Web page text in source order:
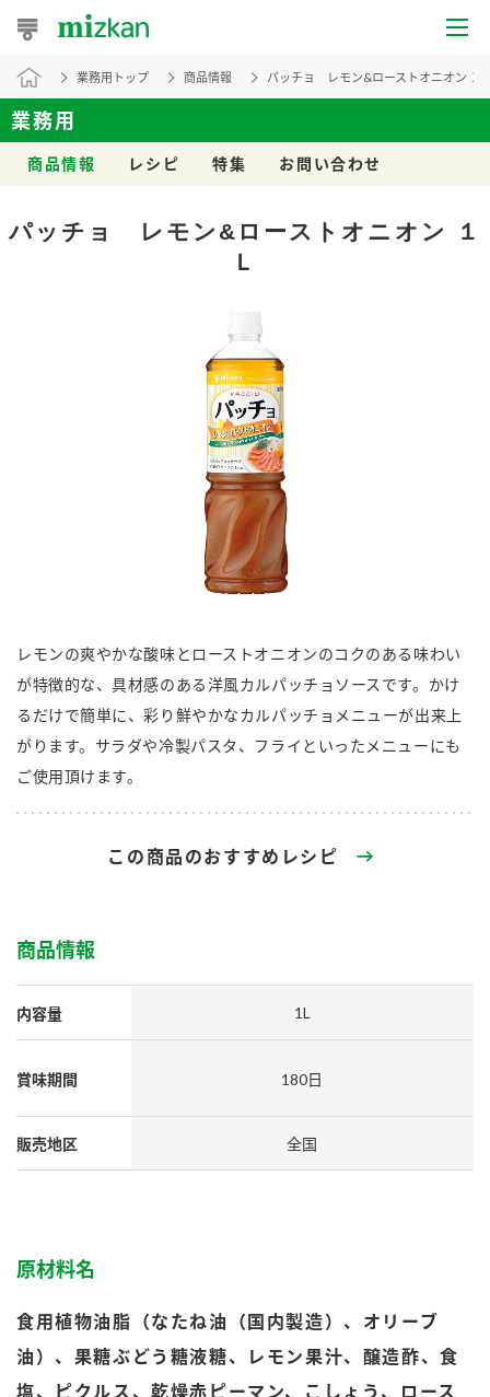
おうちレシピ
おすすめレシピ
レシピカテゴリ一覧
お酢ドリンク ぽん酢
みりん風・料理酒 鍋用調味料
レモン果汁
納豆
ブランド・スペシャルサイト
ブランド・スペシャルサイト トップ
商品ブランドサイト
Fibee（ファイビー）
カンタン酢
味ぽん
かおりの蔵
鍋なび
PIN印
お酢を知ろう！
すしラボ
国内事業概要
環境への取り組み
水の文化センター（アーカイブ）
各部門が大切にしていること
採用情報
ニュースリリース
お問い合わせ
業務用トップ 商品情報 パッチョ レモン&ローストオニオン １
業務用
商品情報 レシピ 特集 お問い合わせ
パッチョ レモン&ローストオニオン １
Ｌ
レモンの爽やかな酸味とローストオニオンのコクのある味わい
が特徴的な、具材感のある洋風カルパッチョソースです。かけ
るだけで簡単に、彩り鮮やかなカルパッチョメニューが出来上
がります。サラダや冷製パスタ、フライといったメニューにも
ご使用頂けます。
この商品のおすすめレシピ
商品情報
内容量 1L
賞味期間 180日
販売地区 全国
原材料名
食用植物油脂（なたね油（国内製造）、オリーブ
油）、果糖ぶどう糖液糖、レモン果汁、醸造酢、食
塩、ピクルス、乾燥赤ピーマン、こしょう、ロース